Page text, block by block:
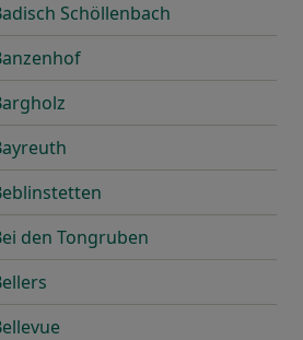
Schöllenbach
den Tongruben